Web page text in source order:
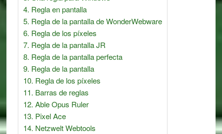
Regla en pantalla
Regla de la pantalla de WonderWebware
Regla de los píxeles
Regla de la pantalla JR
Regla de la pantalla perfecta
Regla de la pantalla
Regla de los píxeles
Barras de reglas
Able Opus Ruler
Pixel Ace
Netzwelt Webtools